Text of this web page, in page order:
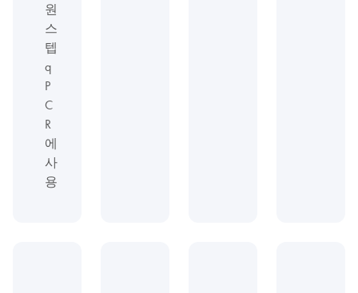
원
스
텝
q
P
C
R
에
사
용